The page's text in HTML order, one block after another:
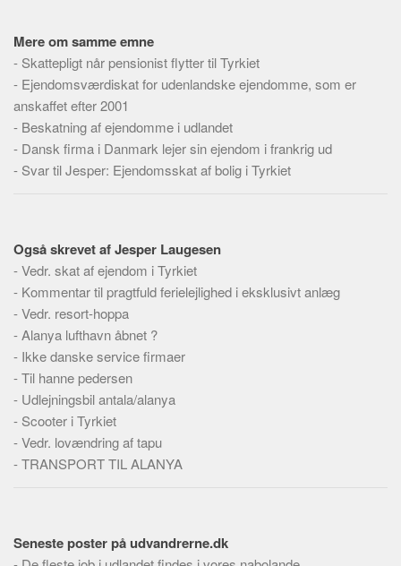
Økonomi
Jura og regler
Skatter og afgifter
Praktisk
Dokumenttyper
Emner
Skribenter
Personer
Steder
Kilder
Om
Webstedet
Tekstannoncer
Mere om samme emne
- Skattepligt når pensionist flytter til Tyrkiet
- Ejendomsværdiskat for udenlandske ejendomme, som er
anskaffet efter 2001
- Beskatning af ejendomme i udlandet
- Dansk firma i Danmark lejer sin ejendom i frankrig ud
- Svar til Jesper: Ejendomsskat af bolig i Tyrkiet
Også skrevet af Jesper Laugesen
-Vedr. skat af ejendom i Tyrkiet
- Kommentar til pragtfuld ferielejlighed i eksklusivt anlæg
-Vedr. resort-hoppa
-Alanya lufthavn åbnet ?
- Ikke danske service firmaer
-Til hanne pedersen
- Udlejningsbil antala/alanya
- Scooter i Tyrkiet
-Vedr. lovændring af tapu
-TRANSPORT TIL ALANYA
Seneste poster på udvandrerne.dk